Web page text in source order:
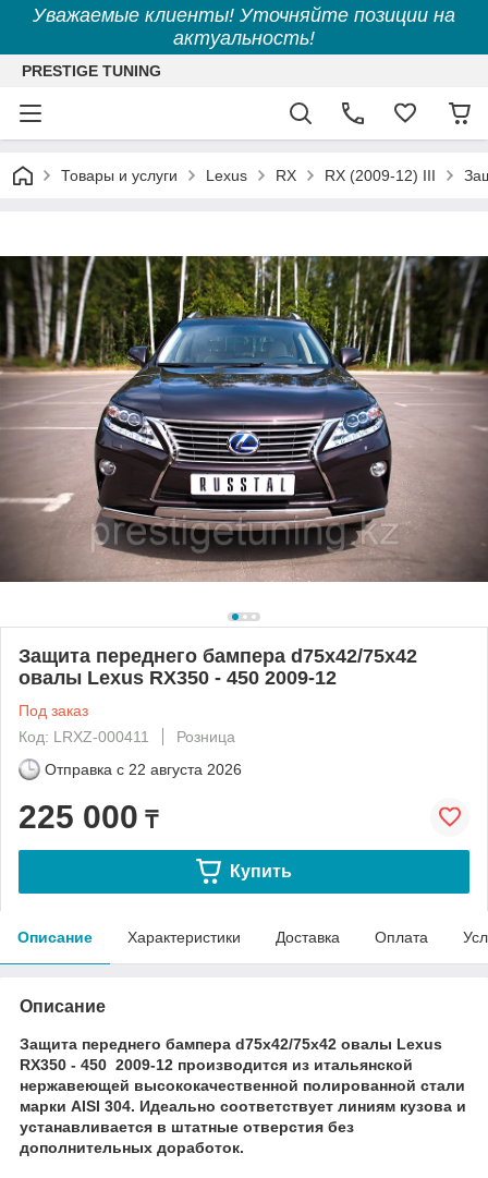
Уважаемые клиенты! Уточняйте позиции на
актуальность!
PRESTIGE TUNING
Товары и услуги Lexus RX RX (2009-12) III
Защита переднего бампера d75х42/75х42
овалы Lexus RX350 - 450 2009-12
Под заказ
Код: LRXZ-000411
Розница
Отправка с 22 августа 2026
225 000 ₸
Купить
Описание Характеристики Доставка Оплата
Описание
Защита переднего бампера d75х42/75х42 овалы Lexus
RX350 - 450 2009-12 производится из итальянской
нержавеющей высококачественной полированной стали
марки AISI 304. Идеально соответствует линиям кузова и
устанавливается в штатные отверстия без
дополнительных доработок.